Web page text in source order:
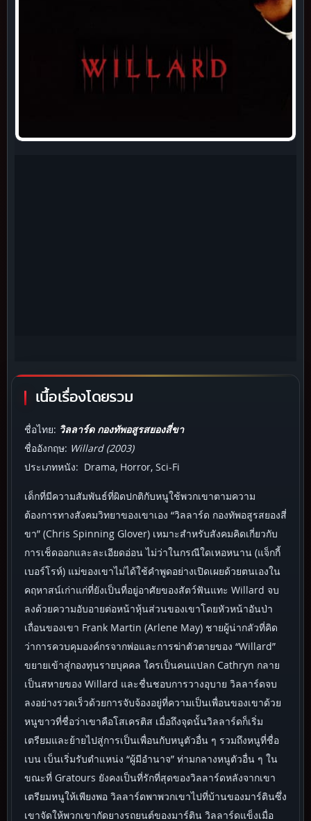
เนื้อเรื่องโดยรวม
ชื่อไทย: วิลลาร์ด กองทัพอสูรสยองสี่ขา
ชื่ออังกฤษ: Willard (2003)
ประเภทหนัง: Drama, Horror, Sci-Fi
เด็กที่มีความสัมพันธ์ที่ผิดปกติกับหนูใช้พวกเขาตามความ
ต้องการทางสังคมวิทยาของเขาเอง “วิลลาร์ด กองทัพอสูรสยองสี่
ขา” (Chris Spinning Glover) เหมาะสำหรับสังคมคิดเกี่ยวกับ
การเช็ดออกและละเอียดอ่อน ไม่ว่าในกรณีใดเหอหนาน (แจ็กกี้
เบอร์โรห์) แม่ของเขาไม่ได้ใช้คำพูดอย่างเปิดเผยด้วยตนเองใน
คฤหาสน์เก่าแก่ที่ยังเป็นที่อยู่อาศัยของสัตว์ฟันแทะ Willard จบ
ลงด้วยความอับอายต่อหน้าหุ้นส่วนของเขาโดยหัวหน้าอันป่า
เถื่อนของเขา Frank Martin (Arlene May) ชายผู้น่ากลัวที่คิด
ว่าการควบคุมองค์กรจากพ่อและการฆ่าตัวตายของ “Willard”
ขยายเข้าสู่กองทุนรายบุคคล ใครเป็นคนแปลก Cathryn กลาย
เป็นสหายของ Willard และชื่นชอบการวางอุบาย วิลลาร์ดจบ
ลงอย่างรวดเร็วด้วยการจับจ้องอยู่ที่ความเป็นเพื่อนของเขาด้วย
หนูขาวที่ชื่อว่าเขาคือโสเครติส เมื่อถึงจุดนั้นวิลลาร์ดก็เริ่ม
เตรียมและย้ายไปสู่การเป็นเพื่อนกับหนูตัวอื่น ๆ รวมถึงหนูที่ชื่อ
เบน เบ็นเริ่มรับตำแหน่ง “ผู้มีอำนาจ” ท่ามกลางหนูตัวอื่น ๆ ใน
ขณะที่ Gratours ยังคงเป็นที่รักที่สุดของวิลลาร์ดหลังจากเขา
เตรียมหนูให้เพียงพอ วิลลาร์ดพาพวกเขาไปที่บ้านของมาร์ตินซึ่ง
เขาจัดให้พวกเขากัดยางรถยนต์ของมาร์ติน วิลลาร์ดแข็งเมื่อ